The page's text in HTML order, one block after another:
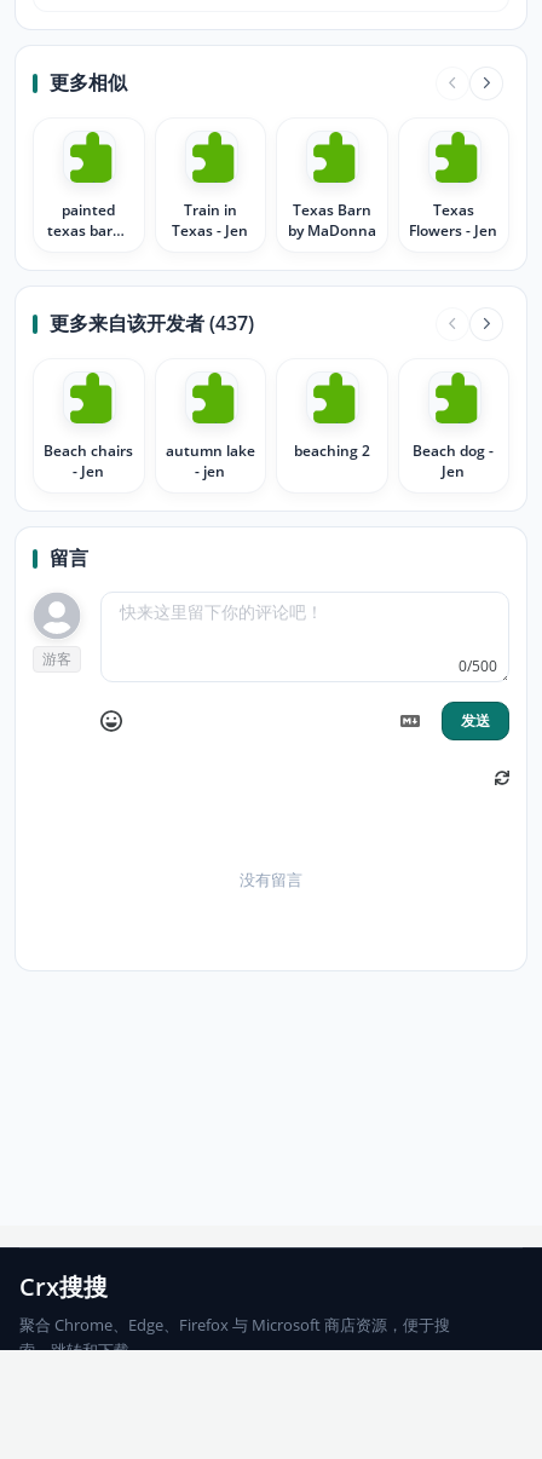
更多相似
painted
texas barn -
Train in
Texas - Jen
Texas Barn
by MaDonna
Texas
Flowers - Jen
更多来自该开发者 (437)
Beach chairs
- Jen
autumn lake
- jen
beaching 2
Beach dog -
Jen
留言
游客 0/500
发送
没有留言
Crx搜搜
聚合 Chrome、Edge、Firefox 与 Microsoft 商店资源，便于搜
索、跳转和下载。